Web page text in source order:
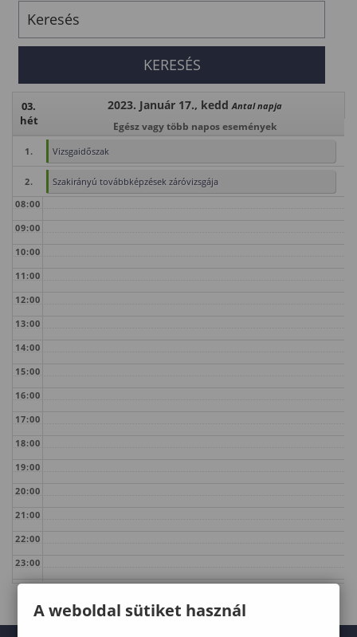
03.
hét
2023. Január 17., keddAntal napja
Egész vagy több napos események
1. Vizsgaidőszak
2.
Szakirányú továbbképzések záróvizsgája
08:00
09:00
10:00
11:00
12:00
13:00
14:00
15:00
16:00
17:00
18:00
19:00
20:00
21:00
22:00
23:00
A weboldal sütiket használ